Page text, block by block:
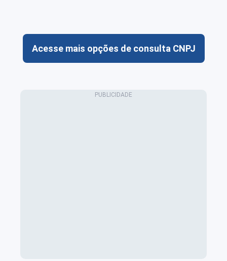
Acesse mais opções de consulta CNPJ